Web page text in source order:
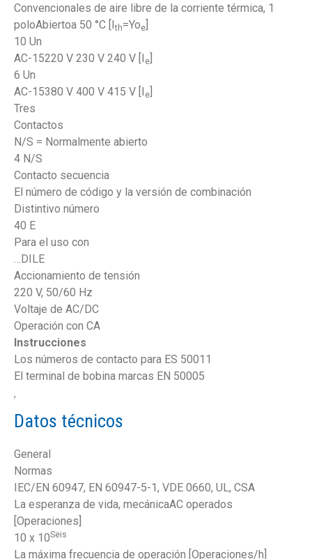
Convencionales de aire libre de la corriente térmica, 1
poloAbiertoa 50 °C [Ith=Yoe
10 Un
AC-15220 V 230 V 240 V [I e
6 Un
AC-15380 V 400 V 415 V [I e
Tres
Contactos
N/S = Normalmente abierto
4 N/S
Contacto secuencia
El número de código y la versión de combinación
Distintivo número
40 E
Para el uso con
…DILE
Accionamiento de tensión
220 V, 50/60 Hz
Voltaje de AC/DC
Operación con CA
Instrucciones
Los números de contacto para ES 50011
El terminal de bobina marcas EN 50005
,
Datos técnicos
General
Normas
IEC/EN 60947, EN 60947-5-1, VDE 0660, UL, CSA
La esperanza de vida, mecánicaAC operados
[Operaciones]
10 x 10Seis
La máxima frecuencia de operación [Operaciones/h]